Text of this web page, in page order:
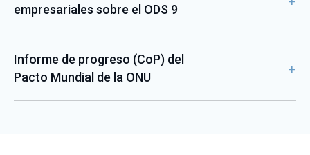
empresariales sobre el ODS 9
Informe de progreso (CoP) del
Pacto Mundial de la ONU